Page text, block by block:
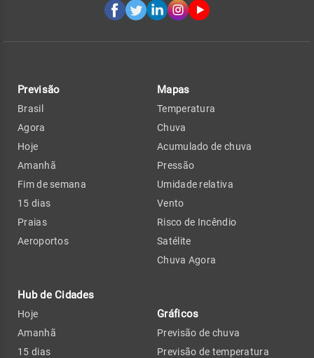
Previsão
Brasil
Agora
Hoje
Amanhã
Fim de semana
15 dias
Praias
Aeroportos
Hub de Cidades
Hoje
Amanhã
15 dias
Mapas
Temperatura
Chuva
Acumulado de chuva
Pressão
Umidade relativa
Vento
Risco de Incêndio
Satélite
Chuva Agora
Gráficos
Previsão de chuva
Previsão de temperatura